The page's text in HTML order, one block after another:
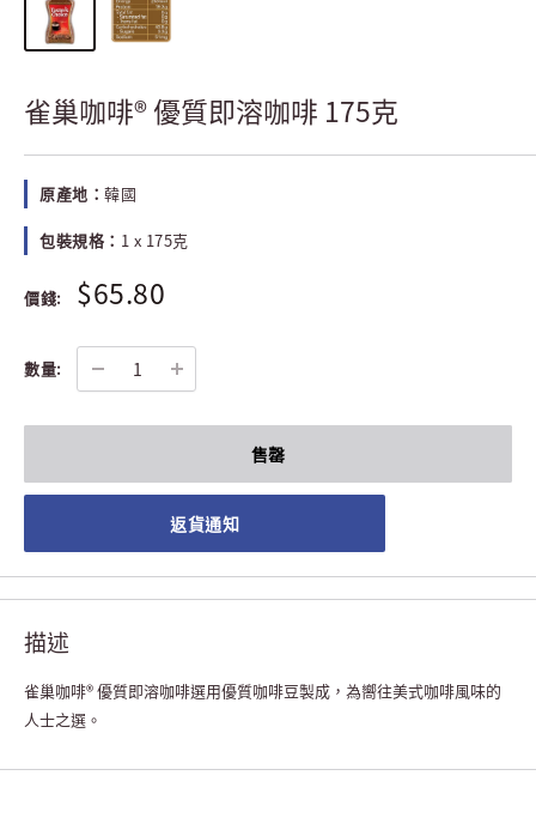
雀巢咖啡® 優質即溶咖啡 175克
原產地： 韓國
包裝規格： 1 x 175克
價錢: $65.80
數量:
售罄
返貨通知
描述
雀巢咖啡® 優質即溶咖啡選用優質咖啡豆製成，為嚮往美式咖啡風味的
人士之選。